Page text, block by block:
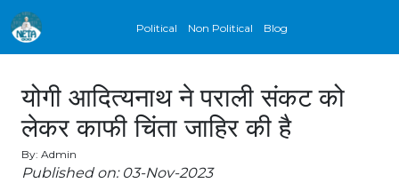
Political Non Political Blog
योगी आदित्यनाथ ने पराली संकट को
लेकर काफी चिंता जाहिर की है
By: Admin
Published on: 03-Nov-2023